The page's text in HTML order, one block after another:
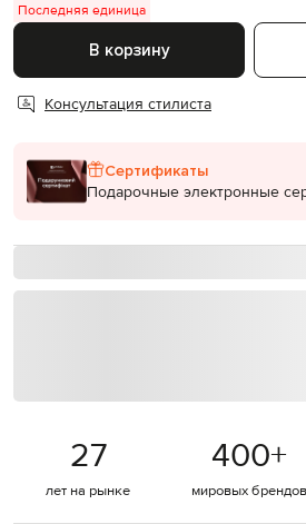
Последняя единица
В корзину
Консультация стилиста
Сертификаты
Подарочные электронные
27
лет на рынке
400+
мировых брендов